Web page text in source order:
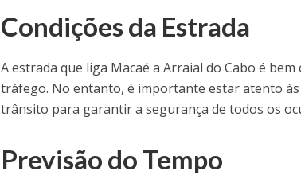
Condições da Estrada
A estrada que liga Macaé a Arraial do Cabo é
tráfego. No entanto, é importante estar atento
trânsito para garantir a segurança de todos os
Previsão do Tempo